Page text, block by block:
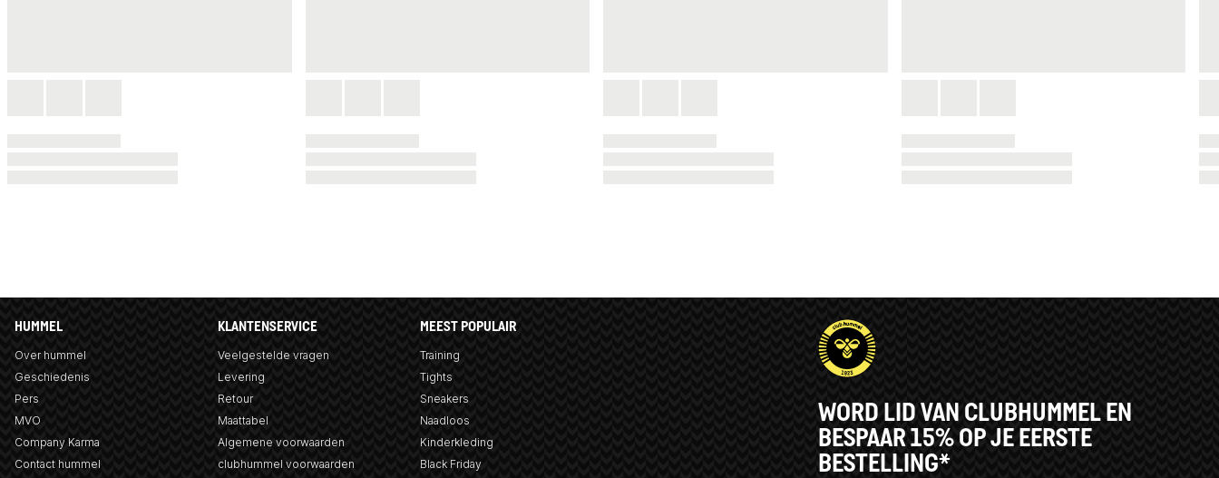
HUMMEL
Over hummel
Geschiedenis
Pers
MVO
Company Karma
Contact hummel
KLANTENSERVICE
Veelgestelde vragen
Levering
Retour
Maattabel
Algemene voorwaarden
clubhummel voorwaarden
MEEST POPULAIR
Training
Tights
Sneakers
Naadloos
Kinderkleding
Black Friday
WORD LID VAN CLUBHUMMEL EN
BESPAAR 15% OP JE EERSTE
BESTELLING*